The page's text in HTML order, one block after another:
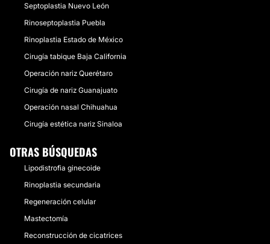
Septoplastia Nuevo León
Rinoseptoplastia Puebla
Rinoplastia Estado de México
Cirugía tabique Baja California
Operación nariz Querétaro
Cirugía de nariz Guanajuato
Operación nasal Chihuahua
Cirugía estética nariz Sinaloa
OTRAS BÚSQUEDAS
Lipodistrofia ginecoide
Rinoplastia secundaria
Regeneración celular
Mastectomía
Reconstrucción de cicatrices